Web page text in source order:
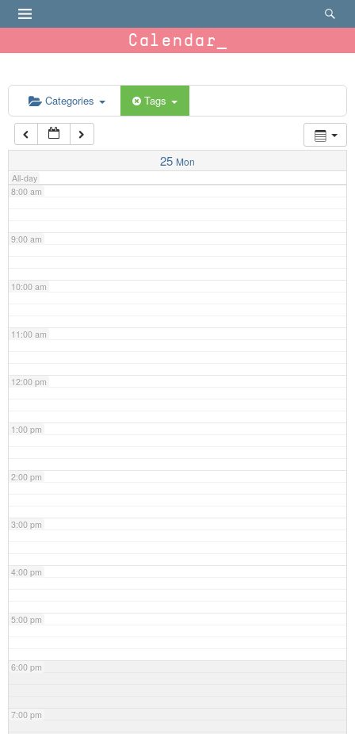
Calendar
Categories Tags
25 Mon
All-day
6:00 am
7:00 am
8:00 am
9:00 am
10:00 am
11:00 am
12:00 pm
1:00 pm
2:00 pm
3:00 pm
4:00 pm
5:00 pm
6:00 pm
7:00 pm